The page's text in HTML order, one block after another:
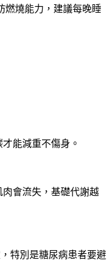
燃燒能力，建議每晚睡
能減重不傷身。
會流失，基礎代謝越
特別是糖尿病患者要避